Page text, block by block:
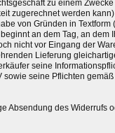
zu einem
zugerechnet werden
von Gründen in Textform
an dem Tag, an dem
nicht vor Eingang der
Lieferung
seine
seine Pflichten
Absendung des Widerrufs